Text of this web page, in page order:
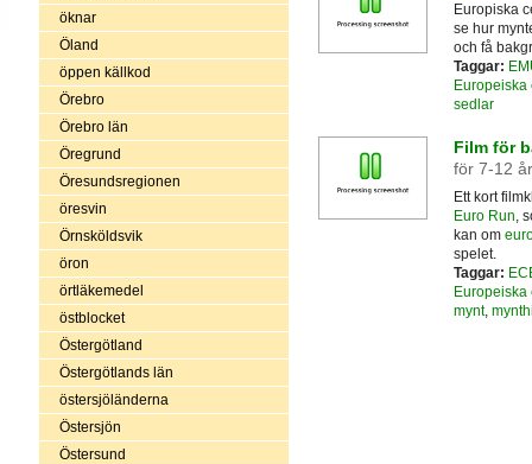
öknar
Öland
öppen källkod
Örebro
Örebro län
Öregrund
Öresundsregionen
öresvin
Örnsköldsvik
öron
örtläkemedel
östblocket
Östergötland
Östergötlands län
östersjöländerna
Östersjön
Östersund
Europiska
se hur
och få
Taggar:
sedlar
Film för
för 7-12 år
Ett kort
Euro Run,
kan om
spelet.
Taggar:
mynt,